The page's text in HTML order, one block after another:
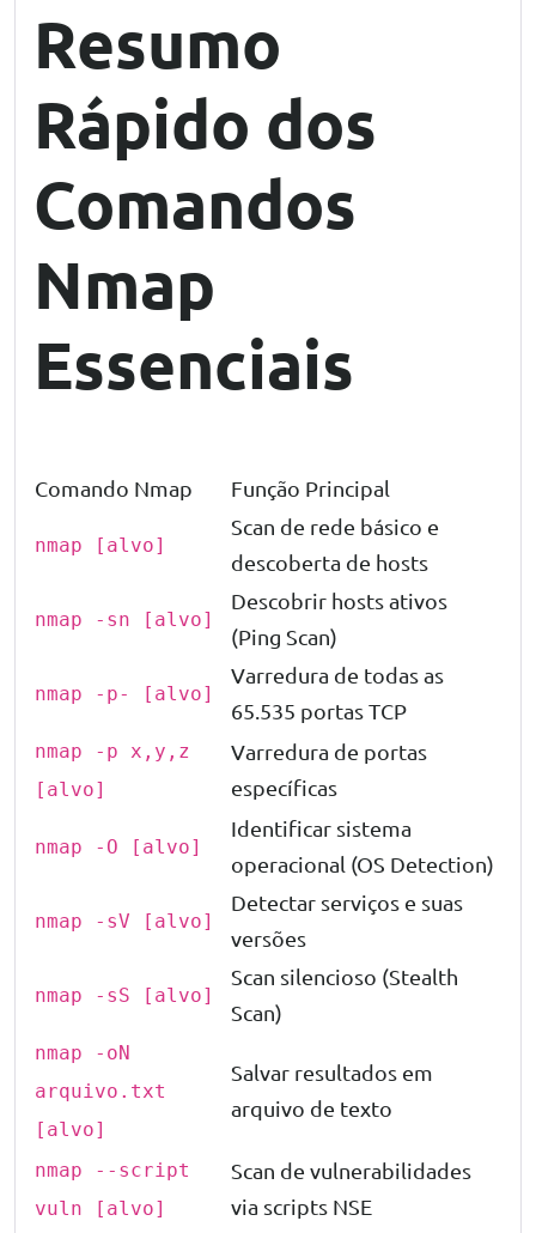
Resumo
Rápido dos
Comandos
Nmap
Essenciais
Comando Nmap Função Principal
nmap [alvo]
Scan de rede básico e
descoberta de hosts
nmap -sn [alvo]
Descobrir hosts ativos
(Ping Scan)
nmap -p- [alvo]
Varredura de todas as
65.535 portas TCP
nmap -p x,y,z
[alvo]
Varredura de portas
específicas
nmap -O [alvo]
Identificar sistema
operacional (OS Detection)
nmap -sV [alvo]
Detectar serviços e suas
versões
nmap -sS [alvo]
Scan silencioso (Stealth
Scan)
nmap -oN
arquivo.txt
[alvo]
Salvar resultados em
arquivo de texto
nmap --script
vuln [alvo]
Scan de vulnerabilidades
via scripts NSE